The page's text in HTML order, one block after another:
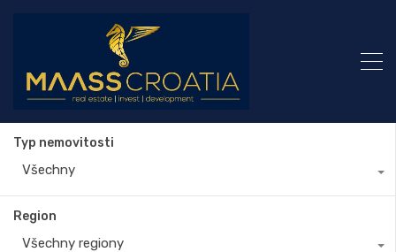
Typ nemovitosti
Všechny
Region
Všechny regiony